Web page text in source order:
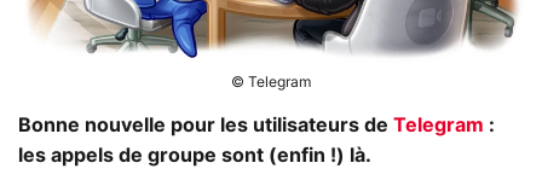
© Telegram
Bonne nouvelle pour les utilisateurs de Telegram :
les appels de groupe sont (enfin !) là.